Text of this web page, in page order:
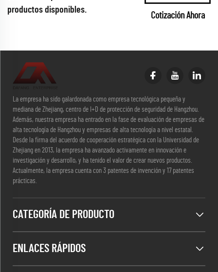
productos disponibles.
Cotización Ahora
La empresa ha sido galardonada como empresa tecnológica pequeña y
mediana de Zhejiang, centro de I+D de protección de seguridad de Hangzhou.
Además, nuestra empresa ha entrado en la fase de evaluación de empresas de
alta tecnología de Hangzhou y empresas de alta tecnología a nivel estatal.
Desde la firma del acuerdo de cooperación estratégica con la Universidad de
Zhejiang en 2013, la empresa ha avanzado activamente en innovación e
investigación y desarrollo, y ha tenido el valor de crear nuevos productos.
Actualmente, la empresa cuenta con 3 patentes de invención y 17 patentes
prácticas.
CATEGORÍA DE PRODUCTO
ENLACES RÁPIDOS